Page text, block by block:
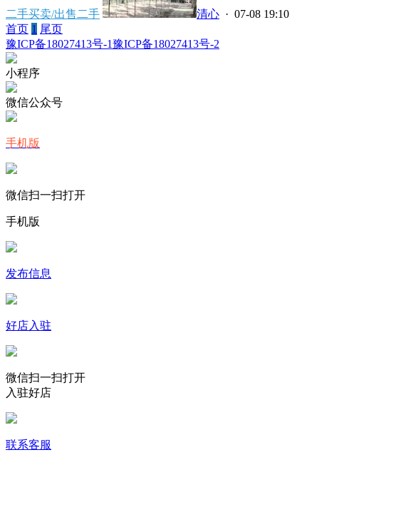
二手买卖/出售二手 清心 · 07-08 19:10
首页 1 尾页
豫ICP备18027413号-1豫ICP备18027413号-2
小程序
微信公众号
手机版
微信扫一扫打开
手机版
发布信息
好店入驻
微信扫一扫打开
入驻好店
联系客服